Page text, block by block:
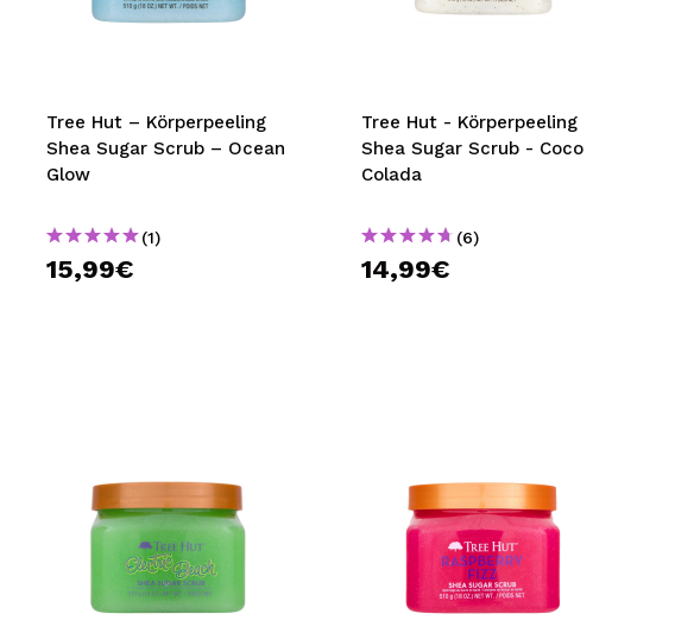
MAQUIFARMA
TRAVEL SIZE
NATURE
SPECIALS
Tree Hut – Körperpeeling
Shea Sugar Scrub – Ocean
Glow
(1)
15,99€
Tree Hut - Körperpeeling
Shea Sugar Scrub - Coco
Colada
(6)
14,99€